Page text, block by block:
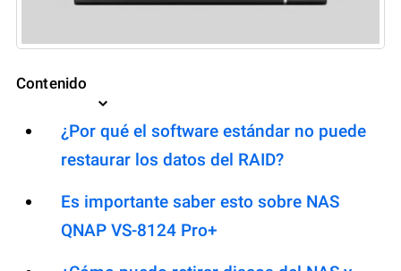
Contenido
¿Por qué el software estándar no puede
restaurar los datos del RAID?
Es importante saber esto sobre NAS
QNAP VS-8124 Pro+